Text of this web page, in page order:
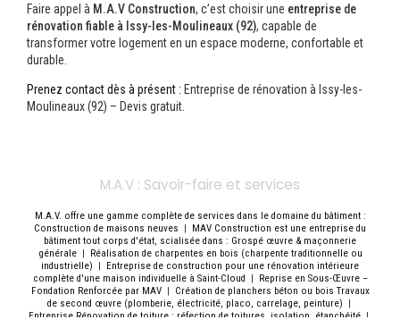
Faire appel à M.A.V Construction, c’est choisir une entreprise de
rénovation fiable à Issy-les-Moulineaux (92), capable de
transformer votre logement en un espace moderne, confortable et
durable.
Prenez contact dès à présent : Entreprise de rénovation à Issy-les-
Moulineaux (92) – Devis gratuit.
M.A.V : Savoir-faire et services
M.A.V. offre une gamme complète de services dans le domaine du bâtiment :
Construction de maisons neuves
| MAV Construction est une entreprise du
bâtiment tout corps d'état, scialisée dans : Grospé œuvre & maçonnerie
générale|
Réalisation de charpentes en bois (charpente traditionnelle ou
industrielle) | Entreprise de construction pour une rénovation intérieure
complète d'une maison individuelle à Saint-Cloud |
Reprise en Sous-Œuvre –
Fondation Renforcée par MAV|
Création de planchers béton ou bois Travaux
de second œuvre (plomberie, électricité, placo, carrelage, peinture) |
Entreprise Rénovation de toiture : réfection de toitures, isolation, étanchéité |